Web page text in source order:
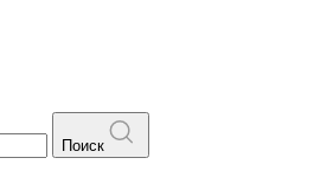
Поиск